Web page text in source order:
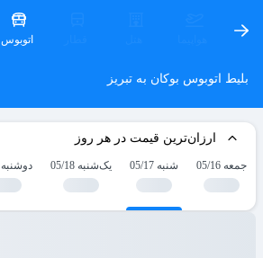
اتوبوس
بلیط اتوبوس بوکان به تبریز
ارزان‌ترین قیمت در هر روز
جمعه 05/16 شنبه 05/17 یک‌شنبه 05/18 دوشنبه 05/19